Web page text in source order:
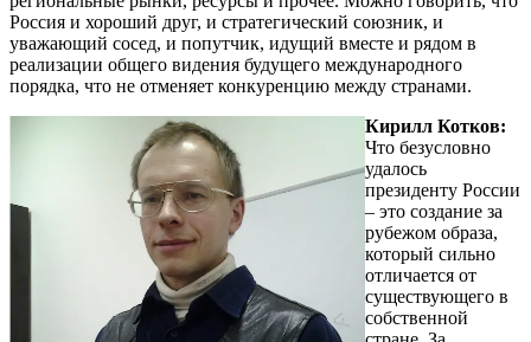
Россия и хороший друг, и стратегический союзник, и
уважающий сосед, и попутчик, идущий вместе и рядом в
реализации общего видения будущего международного
порядка, что не отменяет конкуренцию между странами.
Кирилл Котков:
Что безусловно
удалось
президенту России
– это создание за
рубежом образа,
который сильно
отличается от
существующего в
собственной